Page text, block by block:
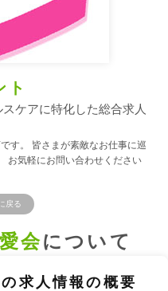
ト
ケアに特化した総合求人
す。 皆さまが素敵なお仕事に巡
お気軽にお問い合わせください
戻る
会について
求人情報の概要